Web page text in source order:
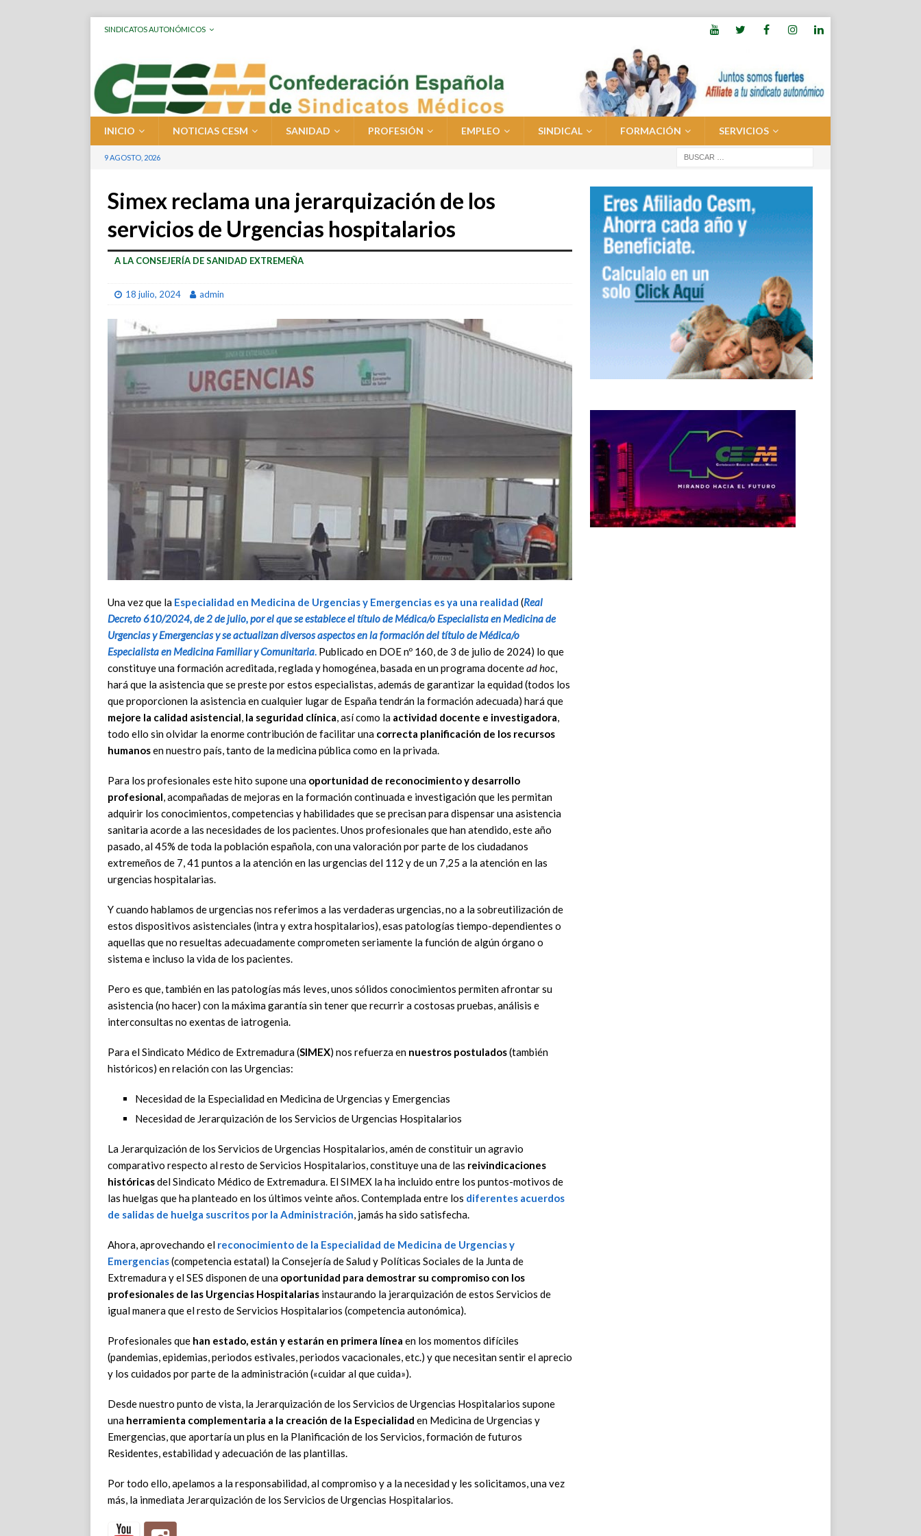
SINDICATOS AUTONÓMICOS
INICIO NOTICIAS CESM SANIDAD PROFESIÓN EMPLEO SINDICAL FORMACIÓN SERVICIOS
9 AGOSTO, 2026
Simex reclama una jerarquización de los
servicios de Urgencias hospitalarios
A LA CONSEJERÍA DE SANIDAD EXTREMEÑA
18 julio, 2024 admin
Una vez que la Especialidad en Medicina de Urgencias y Emergencias es ya una realidad (Real
Decreto 610/2024, de 2 de julio, por el que se establece el título de Médica/o Especialista en Medicina de
Urgencias y Emergencias y se actualizan diversos aspectos en la formación del título de Médica/o
Especialista en Medicina Familiar y Comunitaria. Publicado en DOE nº 160, de 3 de julio de 2024) lo que
constituye una formación acreditada, reglada y homogénea, basada en un programa docentead hoc,
hará que la asistencia que se preste por estos especialistas, además de garantizar la equidad (todos los
que proporcionen la asistencia en cualquier lugar de España tendrán la formación adecuada) hará que
mejore la calidad asistencial, la seguridad clínica, así como la actividad docente e investigadora,
todo ello sin olvidar la enorme contribución de facilitar una correcta planificación de los recursos
humanosen nuestro país, tanto de la medicina pública como en la privada.
Para los profesionales este hito supone una oportunidad de reconocimiento y desarrollo
profesional, acompañadas de mejoras en la formación continuada e investigación que les permitan
adquirir los conocimientos, competencias y habilidades que se precisan para dispensar una asistencia
sanitaria acorde a las necesidades de los pacientes. Unos profesionales que han atendido, este año
pasado, al 45% de toda la población española, con una valoración por parte de los ciudadanos
extremeños de 7, 41 puntos a la atención en las urgencias del 112 y de un 7,25 a la atención en las
urgencias hospitalarias.
Y cuando hablamos de urgencias nos referimos a las verdaderas urgencias, no a la sobreutilización de
estos dispositivos asistenciales (intra y extra hospitalarios), esas patologías tiempo-dependientes o
aquellas que no resueltas adecuadamente comprometen seriamente la función de algún órgano o
sistema e incluso la vida de los pacientes.
Pero es que, también en las patologías más leves, unos sólidos conocimientos permiten afrontar su
asistencia (no hacer) con la máxima garantía sin tener que recurrir a costosas pruebas, análisis e
interconsultas no exentas de iatrogenia.
Para el Sindicato Médico de Extremadura (SIMEX) nos refuerza en nuestros postulados(también
históricos) en relación con las Urgencias:
Necesidad de la Especialidad en Medicina de Urgencias y Emergencias
Necesidad de Jerarquización de los Servicios de Urgencias Hospitalarios
La Jerarquización de los Servicios de Urgencias Hospitalarios, amén de constituir un agravio
comparativo respecto al resto de Servicios Hospitalarios, constituye una de las reivindicaciones
históricasdel Sindicato Médico de Extremadura. El SIMEX la ha incluido entre los puntos-motivos de
las huelgas que ha planteado en los últimos veinte años. Contemplada entre los diferentes acuerdos
de salidas de huelga suscritos por la Administración, jamás ha sido satisfecha.
Ahora, aprovechando el reconocimiento de la Especialidad de Medicina de Urgencias y
Emergencias(competencia estatal) la Consejería de Salud y Políticas Sociales de la Junta de
Extremadura y el SES disponen de una oportunidad para demostrar su compromiso con los
profesionales de las Urgencias Hospitalarias instaurando la jerarquización de estos Servicios de
igual manera que el resto de Servicios Hospitalarios (competencia autonómica).
Profesionales que han estado, están y estarán en primera línea en los momentos difíciles
(pandemias, epidemias, periodos estivales, periodos vacacionales, etc.) y que necesitan sentir el aprecio
y los cuidados por parte de la administración («cuidar al que cuida»).
Desde nuestro punto de vista, la Jerarquización de los Servicios de Urgencias Hospitalarios supone
una herramienta complementaria a la creación de la Especialidad en Medicina de Urgencias y
Emergencias, que aportaría un plus en la Planificación de los Servicios, formación de futuros
Residentes, estabilidad y adecuación de las plantillas.
Por todo ello, apelamos a la responsabilidad, al compromiso y a la necesidad y les solicitamos, una vez
más, la inmediata Jerarquización de los Servicios de Urgencias Hospitalarios.